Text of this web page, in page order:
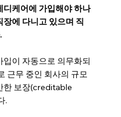
디케어에 가입해야 하나
장에 다니고 있으며 직
입이 자동으로 의무화되
근무 중인 회사의 규모
한 보장(creditable
.